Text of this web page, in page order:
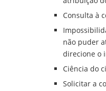
Consulta à
não puder
direcione o
Ciência do
Solicitar a